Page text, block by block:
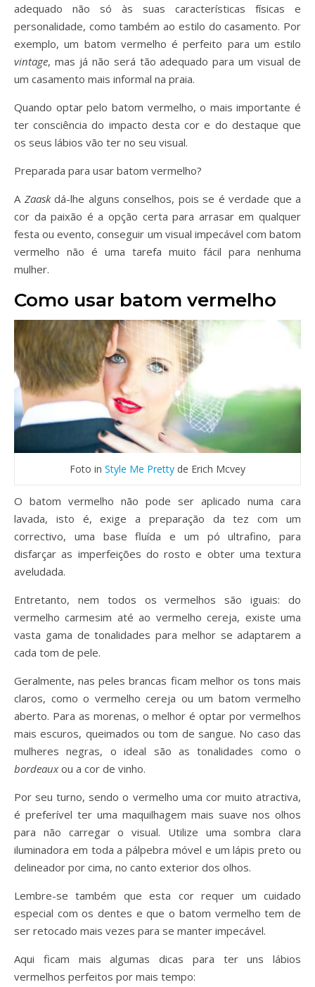
adequado não só às suas características físicas e
personalidade, como também ao estilo do casamento. Por
exemplo, um batom vermelho é perfeito para um estilo
vintage, mas já não será tão adequado para um visual de
um casamento mais informal na praia.
Quando optar pelo batom vermelho, o mais importante é
ter consciência do impacto desta cor e do destaque que
os seus lábios vão ter no seu visual.
Preparada para usar batom vermelho?
A Zaaskdá-lhe alguns conselhos, pois se é verdade que a
cor da paixão é a opção certa para arrasar em qualquer
festa ou evento, conseguir um visual impecável com batom
vermelho não é uma tarefa muito fácil para nenhuma
mulher.
Como usar batom vermelho
Foto in Style Me Pretty de Erich Mcvey
O batom vermelho não pode ser aplicado numa cara
lavada, isto é, exige a preparação da tez com um
correctivo, uma base fluída e um pó ultrafino, para
disfarçar as imperfeições do rosto e obter uma textura
aveludada.
Entretanto, nem todos os vermelhos são iguais: do
vermelho carmesim até ao vermelho cereja, existe uma
vasta gama de tonalidades para melhor se adaptarem a
cada tom de pele.
Geralmente, nas peles brancas ficam melhor os tons mais
claros, como o vermelho cereja ou um batom vermelho
aberto. Para as morenas, o melhor é optar por vermelhos
mais escuros, queimados ou tom de sangue. No caso das
mulheres negras, o ideal são as tonalidades como o
bordeauxou a cor de vinho.
Por seu turno, sendo o vermelho uma cor muito atractiva,
é preferível ter uma maquilhagem mais suave nos olhos
para não carregar o visual. Utilize uma sombra clara
iluminadora em toda a pálpebra móvel e um lápis preto ou
delineador por cima, no canto exterior dos olhos.
Lembre-se também que esta cor requer um cuidado
especial com os dentes e que o batom vermelho tem de
ser retocado mais vezes para se manter impecável.
Aqui ficam mais algumas dicas para ter uns lábios
vermelhos perfeitos por mais tempo: